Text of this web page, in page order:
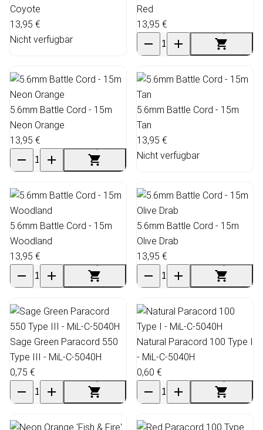
Coyote
13,95 €
Nicht verfügbar
Red
13,95 €
5.6mm Battle Cord - 15m
Neon Orange
13,95 €
5.6mm Battle Cord - 15m
Tan
13,95 €
Nicht verfügbar
5.6mm Battle Cord - 15m
Woodland
13,95 €
5.6mm Battle Cord - 15m
Olive Drab
13,95 €
Sage Green Paracord 550
Type III - MiL-C-5040H
0,75 €
Natural Paracord 100 Type I
- MiL-C-5040H
0,60 €